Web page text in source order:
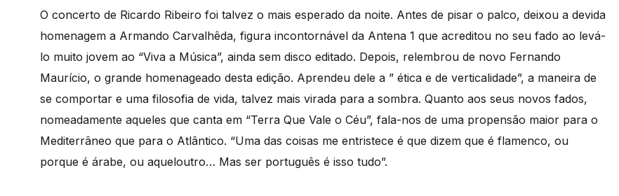
O concerto de Ricardo Ribeiro foi talvez o mais esperado da noite. Antes de pisar o palco, deixou a devida
homenagem a Armando Carvalhêda, figura incontornável da Antena 1 que acreditou no seu fado ao levá-
lo muito jovem ao “Viva a Música”, ainda sem disco editado. Depois, relembrou de novo Fernando
Maurício, o grande homenageado desta edição. Aprendeu dele a ” ética e de verticalidade”, a maneira de
se comportar e uma filosofia de vida, talvez mais virada para a sombra. Quanto aos seus novos fados,
nomeadamente aqueles que canta em “Terra Que Vale o Céu”, fala-nos de uma propensão maior para o
Mediterrâneo que para o Atlântico. “Uma das coisas me entristece é que dizem que é flamenco, ou
porque é árabe, ou aqueloutro… Mas ser português é isso tudo”.